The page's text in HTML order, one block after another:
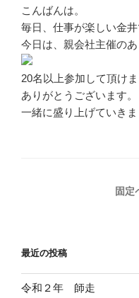
こんばんは。
毎日、仕事が楽しい金井
今日は、親会社主催の
20名以上参加して頂けま
ありがとうございます。
一緒に盛り上げていきま
ペ
ジ
固定
最近の投稿
令和２年 師走